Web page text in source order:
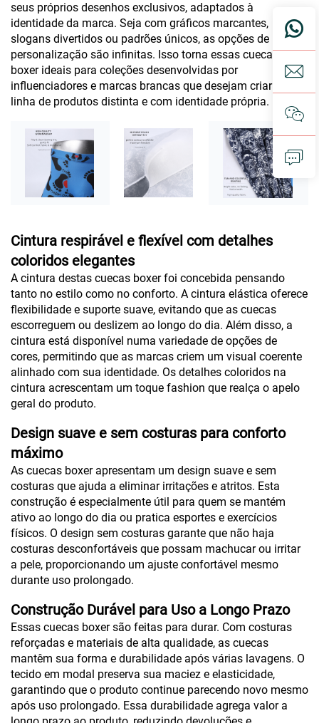
seus próprios desenhos exclusivos, adaptados à
identidade da marca. Seja com gráficos marcantes,
slogans divertidos ou padrões únicos, as opções de
personalização são infinitas. Isso torna essas cuecas
boxer ideais para coleções desenvolvidas por
influenciadores e marcas brancas que desejam criar uma
linha de produtos distinta e com identidade própria.
Cintura respirável e flexível com detalhes
coloridos elegantes
A cintura destas cuecas boxer foi concebida pensando
tanto no estilo como no conforto. A cintura elástica oferece
flexibilidade e suporte suave, evitando que as cuecas
escorreguem ou deslizem ao longo do dia. Além disso, a
cintura está disponível numa variedade de opções de
cores, permitindo que as marcas criem um visual coerente
alinhado com sua identidade. Os detalhes coloridos na
cintura acrescentam um toque fashion que realça o apelo
geral do produto.
Design suave e sem costuras para conforto
máximo
As cuecas boxer apresentam um design suave e sem
costuras que ajuda a eliminar irritações e atritos. Esta
construção é especialmente útil para quem se mantém
ativo ao longo do dia ou pratica esportes e exercícios
físicos. O design sem costuras garante que não haja
costuras desconfortáveis que possam machucar ou irritar
a pele, proporcionando um ajuste confortável mesmo
durante uso prolongado.
Construção Durável para Uso a Longo Prazo
Essas cuecas boxer são feitas para durar. Com costuras
reforçadas e materiais de alta qualidade, as cuecas
mantêm sua forma e durabilidade após várias lavagens. O
tecido em modal preserva sua maciez e elasticidade,
garantindo que o produto continue parecendo novo mesmo
após uso prolongado. Essa durabilidade agrega valor a